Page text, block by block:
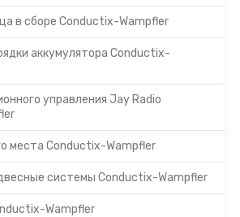
в сборе Conductix-Wampfler
аккумулятора Conductix-
управления Jay Radio
места Conductix-Wampfler
системы Conductix-Wampfler
Wampfler